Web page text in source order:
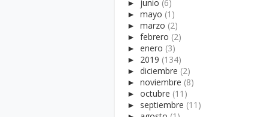
► junio (6)
►mayo (1)
►marzo (2)
►febrero (2)
►enero (3)
► 2019 (134)
►diciembre (2)
►noviembre (8)
►octubre (11)
► septiembre (11)